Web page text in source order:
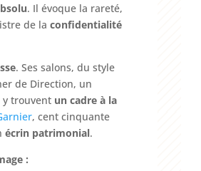
. Il évoque la rareté,
de la confidentialité
. Ses salons, du style
de Direction, un
y trouvent un cadre à la
, cent cinquante
écrin patrimonial.
: